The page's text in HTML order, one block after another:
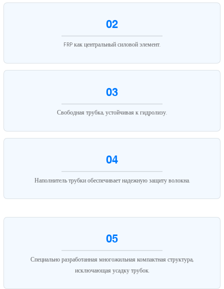
02
FRP как центральный силовой элемент.
03
Свободная трубка, устойчивая к гидролизу.
04
Наполнитель трубки обеспечивает надежную защиту волокна.
05
Специально разработанная многожильная компактная структура,
исключающая усадку трубок.